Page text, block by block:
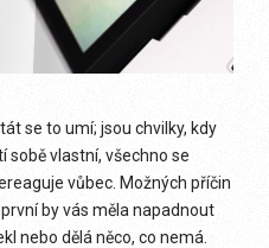
se to umí; jsou chvilky, kdy
sobě vlastní, všechno se
vůbec. Možných příčin
by vás měla napadnout
nebo dělá něco, co nemá.